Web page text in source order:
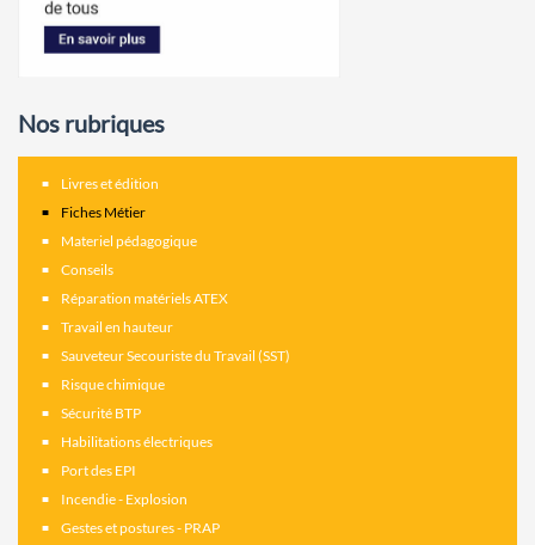
Nos rubriques
Livres et édition
Fiches Métier
Materiel pédagogique
Conseils
Réparation matériels ATEX
Travail en hauteur
Sauveteur Secouriste du Travail (SST)
Risque chimique
Sécurité BTP
Habilitations électriques
Port des EPI
Incendie - Explosion
Gestes et postures - PRAP